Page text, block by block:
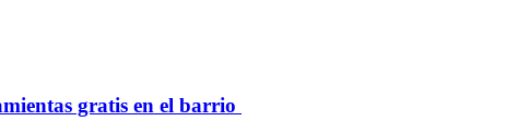
gratis en el barrio